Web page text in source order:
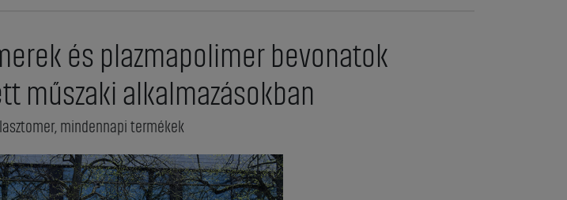
és plazmapolimer bevonatok
műszaki alkalmazásokban
mindennapi termékek